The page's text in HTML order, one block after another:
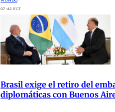
07:42 ECT
Brasil exige el retiro del
diplomáticas con Buenos